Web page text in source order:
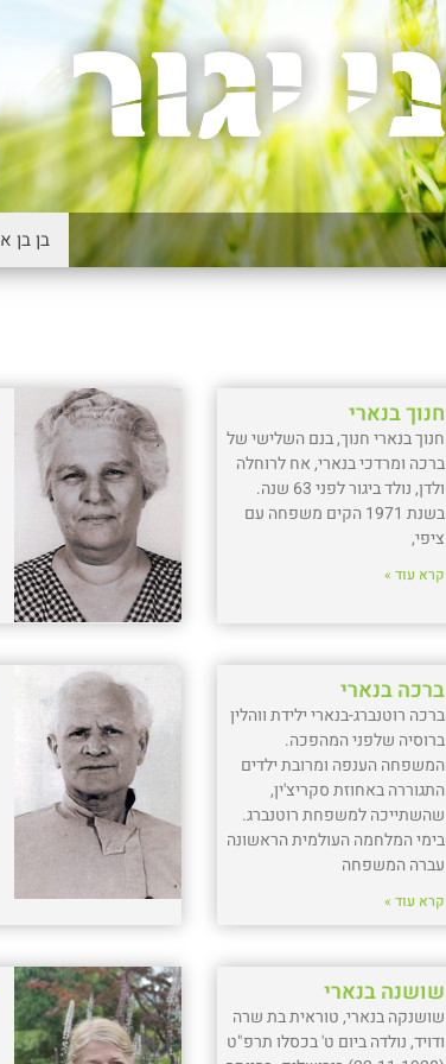
חנוך בנארי
חנוך בנארי חנוך, בנם השלישי של
ברכה ומרדכי בנארי, אח לרוחלה
ולדן, נולד ביגור לפני 63 שנה.
בשנת 1971 הקים משפחה עם
ציפי,
קרא עוד »
ברכה בנארי
ברכה רוטנברג-בנארי ילידת ווהלין
ברוסיה שלפני המהפכה.
המשפחה הענפה ומרובת ילדים
התגוררה באחוזת סקריצ'ין,
שהשתייכה למשפחת רוטנברג.
בימי המלחמה העולמית הראשונה
עברה המשפחה
קרא עוד »
שושנה בנארי
שושנקה בנארי, טוראית בת שרה
ודויד, נולדה ביום ט' בכסלו תרפ"ט